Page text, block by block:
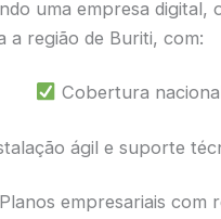
uma empresa digital,
a região de Buriti, com:
Cobertura
ágil e suporte
Planos empresariais com